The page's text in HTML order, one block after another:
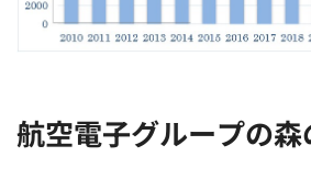
航空電子グループの森